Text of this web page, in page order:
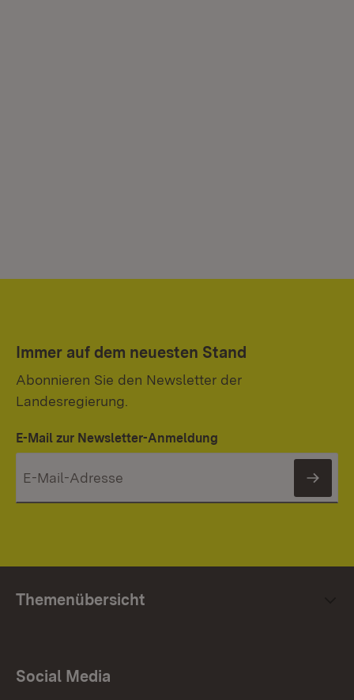
Immer auf dem neuesten Stand
Abonnieren Sie den Newsletter der
Landesregierung.
E-Mail zur Newsletter-Anmeldung
Themenübersicht
Social Media